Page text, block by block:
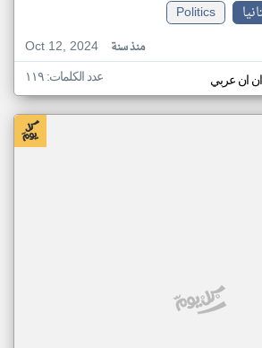
Politics
Oct 12, 2024
منذ سنة
ان عربي عدد الكلمات: ١١٩